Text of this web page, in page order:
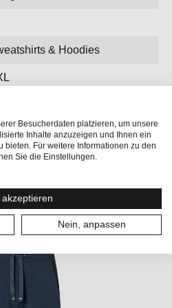
& Hoodies
Besucherdaten platzieren, um unsere
Inhalte anzuzeigen und Ihnen ein
bieten. Für weitere Informationen zu den
Sie die Einstellungen.
akzeptieren
Nein, anpassen